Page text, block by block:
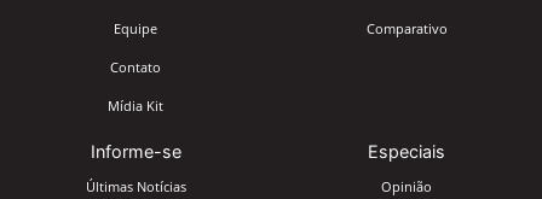
Equipe
Contato
Mídia Kit
Comparativo
Informe-se
Últimas Notícias
Especiais
Opinião